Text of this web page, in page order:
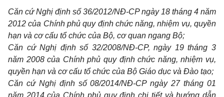
Căn cứ Nghị định số 36/2012/NĐ-CP ngày 18 tháng 4 năm
2012 của Chính phủ quy định chức năng, nhiệm vụ, quyền
hạn và cơ cấu tổ chức của Bộ, cơ quan ngang Bộ;
Căn cứ Nghị định số 32/2008/NĐ-CP, ngày 19 tháng 3
năm 2008 của Chính phủ quy định chức năng, nhiệm vụ,
quyền hạn và cơ cấu tổ chức của Bộ Giáo dục và Đào tạo;
Căn cứ Nghị định số 08/2014/NĐ-CP ngày 27 tháng 01